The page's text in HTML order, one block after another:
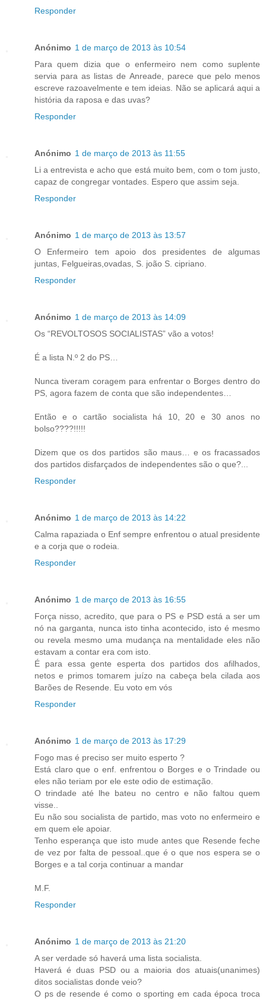
Responder
Anónimo 1 de março de 2013 às 10:54
Para quem dizia que o enfermeiro nem como suplente
servia para as listas de Anreade, parece que pelo menos
escreve razoavelmente e tem ideias. Não se aplicará aqui a
história da raposa e das uvas?
Responder
Anónimo 1 de março de 2013 às 11:55
Li a entrevista e acho que está muito bem, com o tom justo,
capaz de congregar vontades. Espero que assim seja.
Responder
Anónimo 1 de março de 2013 às 13:57
O Enfermeiro tem apoio dos presidentes de algumas
juntas, Felgueiras,ovadas, S. joão S. cipriano.
Responder
Anónimo 1 de março de 2013 às 14:09
Os “REVOLTOSOS SOCIALISTAS” vão a votos!
É a lista N.º 2 do PS…
Nunca tiveram coragem para enfrentar o Borges dentro do
PS, agora fazem de conta que são independentes…
Então e o cartão socialista há 10, 20 e 30 anos no
bolso????!!!!!
Dizem que os dos partidos são maus… e os fracassados
dos partidos disfarçados de independentes são o que?...
Responder
Anónimo 1 de março de 2013 às 14:22
Calma rapaziada o Enf sempre enfrentou o atual presidente
e a corja que o rodeia.
Responder
Anónimo 1 de março de 2013 às 16:55
Força nisso, acredito, que para o PS e PSD está a ser um
nó na garganta, nunca isto tinha acontecido, isto é mesmo
ou revela mesmo uma mudança na mentalidade eles não
estavam a contar era com isto.
É para essa gente esperta dos partidos dos afilhados,
netos e primos tomarem juízo na cabeça bela cilada aos
Barões de Resende. Eu voto em vós
Responder
Anónimo 1 de março de 2013 às 17:29
Fogo mas é preciso ser muito esperto ?
Está claro que o enf. enfrentou o Borges e o Trindade ou
eles não teriam por ele este odio de estimação.
O trindade até lhe bateu no centro e não faltou quem
visse..
Eu não sou socialista de partido, mas voto no enfermeiro e
em quem ele apoiar.
Tenho esperança que isto mude antes que Resende feche
de vez por falta de pessoal..que é o que nos espera se o
Borges e a tal corja continuar a mandar
M.F.
Responder
Anónimo 1 de março de 2013 às 21:20
A ser verdade só haverá uma lista socialista.
Haverá é duas PSD ou a maioria dos atuais(unanimes)
ditos socialistas donde veio?
O ps de resende é como o sporting em cada época troca